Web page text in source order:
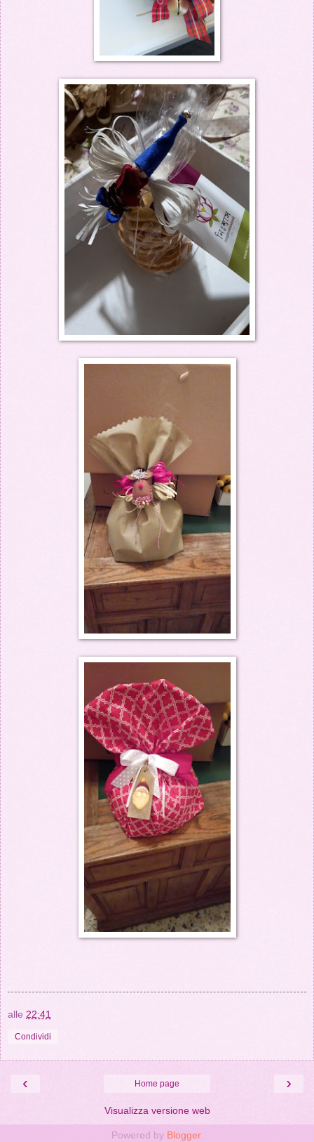
alle 22:41
Condividi
‹ ›
Home page
Visualizza versione web
Powered by Blogger.